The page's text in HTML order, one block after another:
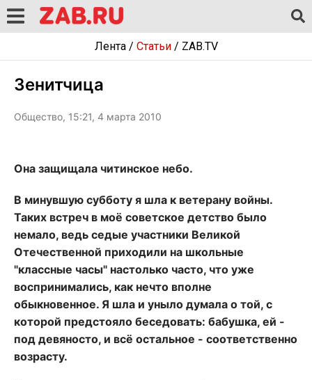
Лента/ Статьи/ ZAB.TV
Зенитчица
Общество, 15:21, 4 марта 2010
Она защищала читинское небо.
В минувшую субботу я шла к ветерану войны.
Таких встреч в моё советское детство было
немало, ведь седые участники Великой
Отечественной приходили на школьные
"классные часы" настолько часто, что уже
воспринимались, как нечто вполне
обыкновенное. Я шла и уныло думала о той, с
которой предстояло беседовать: бабушка, ей -
под девяносто, и всё остальное - соответственно
возрасту.